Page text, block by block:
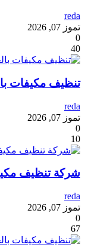
reda
تموز 07, 2026
0
40
تنظيف مكيفات
reda
تموز 07, 2026
0
10
شركة تنظيف
reda
تموز 07, 2026
0
67